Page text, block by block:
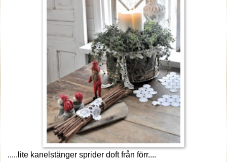
.....lite kanelstänger sprider doft från förr....